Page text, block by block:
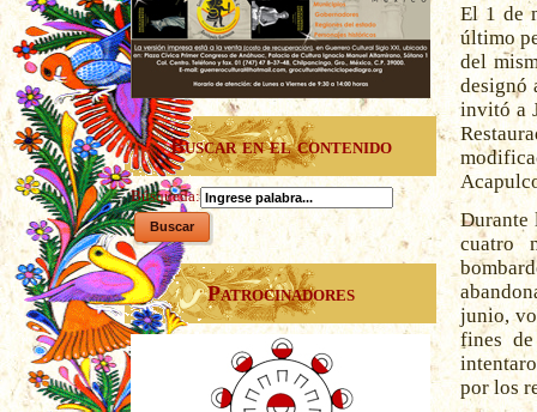
Buscar en el contenido
Búsqueda:
Patrocinadores
El 1 de
último
del
designó
invitó a
Durante
cuatro
junio,
fines
por los